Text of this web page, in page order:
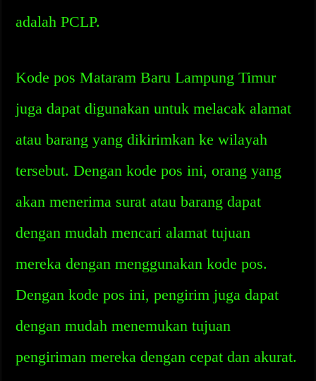
adalah PCLP.
Kode pos Mataram Baru Lampung Timur
juga dapat digunakan untuk melacak alamat
atau barang yang dikirimkan ke wilayah
tersebut. Dengan kode pos ini, orang yang
akan menerima surat atau barang dapat
dengan mudah mencari alamat tujuan
mereka dengan menggunakan kode pos.
Dengan kode pos ini, pengirim juga dapat
dengan mudah menemukan tujuan
pengiriman mereka dengan cepat dan akurat.